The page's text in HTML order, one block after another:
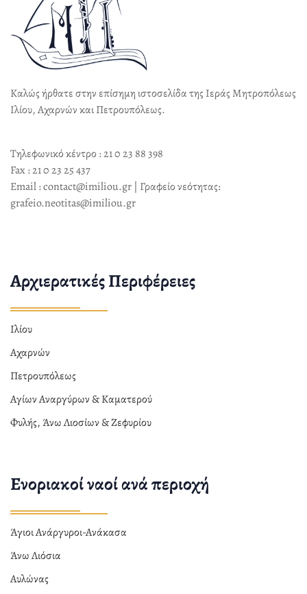
Καλώς ήρθατε στην επίσημη ιστοσελίδα της Ιεράς Μητροπόλεως
Ιλίου, Αχαρνών και Πετρουπόλεως.
Τηλεφωνικό κέντρο : 21 0 23 88 398
Fax : 21 0 23 25 437
Email : contact@imiliou.gr | Γραφείο νεότητας:
grafeio.neotitas@imiliou.gr
Αρχιερατικές Περιφέρειες
Ιλίου
Αχαρνών
Πετρουπόλεως
Αγίων Αναργύρων & Καματερού
Φυλής, Άνω Λιοσίων & Ζεφυρίου
Ενοριακοί ναοί ανά περιοχή
Άγιοι Ανάργυροι-Ανάκασα
Άνω Λιόσια
Αυλώνας